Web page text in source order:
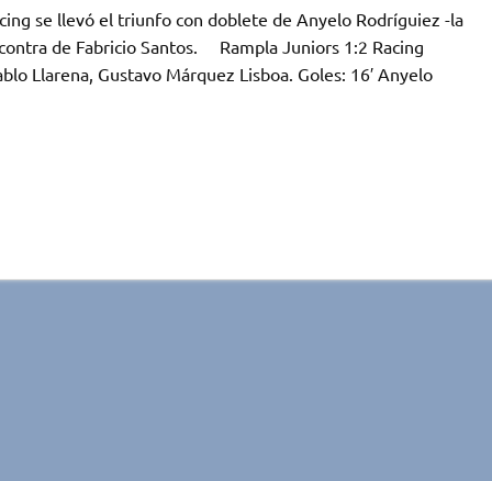
se llevó el triunfo con doblete de Anyelo Rodríguiez -la
de Fabricio Santos. Rampla Juniors 1:2 Racing
Llarena, Gustavo Márquez Lisboa. Goles: 16′ Anyelo